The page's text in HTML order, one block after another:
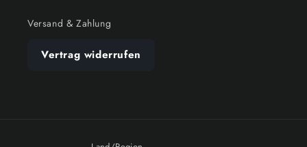
Versand & Zahlung
Vertrag widerrufen